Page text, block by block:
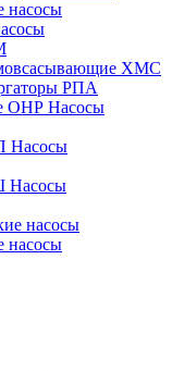
ХМС
РПА
Насосы
Насосы
Насосы
насосы